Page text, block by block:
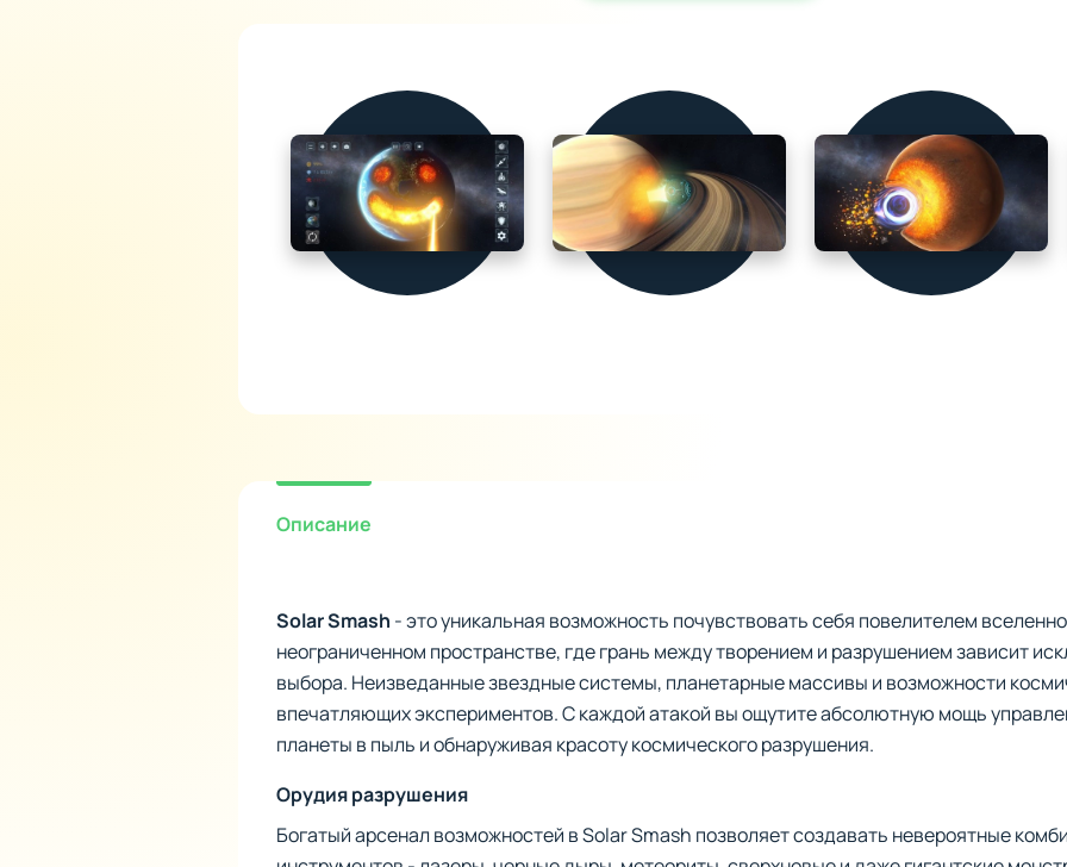
Описание
Solar Smash - это уникальная возможность почувствовать себя повелителем
неограниченном пространстве, где грань между творением и разрушением зависит
выбора. Неизведанные звездные системы, планетарные массивы и возможности
впечатляющих экспериментов. С каждой атакой вы ощутите абсолютную мощь
планеты в пыль и обнаруживая красоту космического разрушения.
Орудия разрушения
Богатый арсенал возможностей в Solar Smash позволяет создавать невероятные